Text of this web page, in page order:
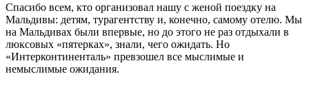
Спасибо всем, кто организовал нашу с женой поездку на
Мальдивы: детям, турагентству и, конечно, самому отелю. Мы
на Мальдивах были впервые, но до этого не раз отдыхали в
люксовых «пятерках», знали, чего ожидать. Но
«Интерконтиненталь» превзошел все мыслимые и
немыслимые ожидания.